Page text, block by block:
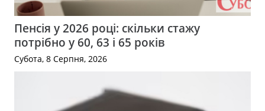
Пенсія у 2026 році: скільки стажу
потрібно у 60, 63 і 65 років
Субота, 8 Серпня, 2026